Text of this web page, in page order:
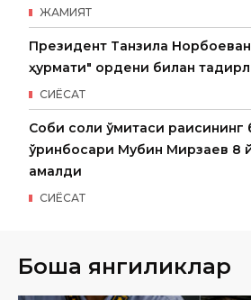
ЖАМИЯТ
Президент Танзила
ҳурмати" ордени билан
СИËСАТ
Собиқ солиқ қўмитаси
ўринбосари Мубин Мирзаев 8
қамалди
СИËСАТ
Бошқа янгиликлар